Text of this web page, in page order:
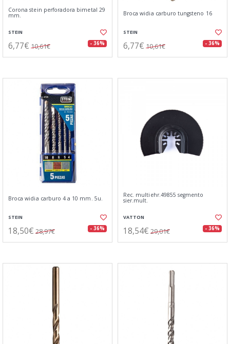
Corona stein perforadora bimetal 29
mm.
STEIN
6,77€ 10,61€ - 36%
Broca widia carburo tungsteno 16
STEIN
6,77€ 10,61€ - 36%
Broca widia carburo 4 a 10 mm. 5u.
STEIN
18,50€ 28,97€ - 36%
Rec. multiehr.49855 segmento
sier.mult.
VATTON
18,54€ 29,01€ - 36%